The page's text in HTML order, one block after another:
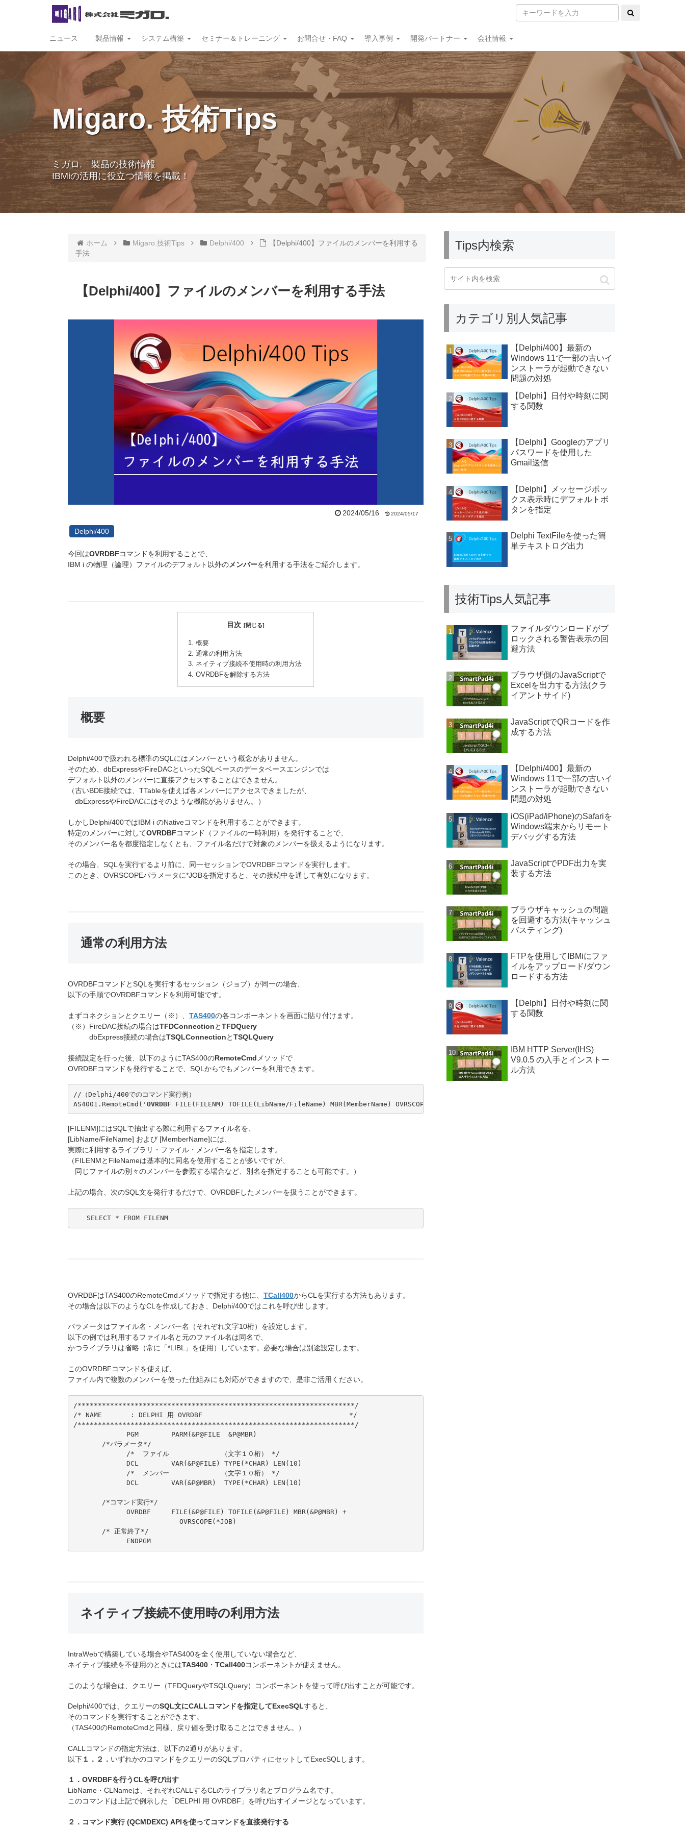
ニュース 製品情報 システム構築 セミナー＆トレーニング お問合せ・FAQ 導入事例 開発パートナー 会社情報
Migaro. 技術Tips
ミガロ. 製品の技術情報
IBMiの活用に役立つ情報を掲載！
ホーム Migaro.技術Tips Delphi/400
【Delphi/400】ファイルのメンバーを利用する
手法
【Delphi/400】ファイルのメンバーを利用する手法
2024/05/16 2024/05/17
Delphi/400
今回はOVRDBFコマンドを利用することで、
IBM i の物理（論理）ファイルのデフォルト以外のメンバーを利用する手法をご紹介します。
目次
概要
通常の利用方法
ネイティブ接続不使用時の利用方法
OVRDBFを解除する方法
概要
Delphi/400で扱われる標準のSQLにはメンバーという概念がありません。
そのため、dbExpressやFireDACといったSQLベースのデータベースエンジンでは
デフォルト以外のメンバーに直接アクセスすることはできません。
（古いBDE接続では、TTableを使えば各メンバーにアクセスできましたが、
dbExpressやFireDACにはそのような機能がありません。）
しかしDelphi/400ではIBM i のNativeコマンドを利用することができます。
特定のメンバーに対してOVRDBFコマンド（ファイルの一時利用）を発行することで、
そのメンバー名を都度指定しなくとも、ファイル名だけで対象のメンバーを扱えるようになります。
その場合、SQLを実行するより前に、同一セッションでOVRDBFコマンドを実行します。
このとき、OVRSCOPEパラメータに*JOBを指定すると、その接続中を通して有効になります。
通常の利用方法
OVRDBFコマンドとSQLを実行するセッション（ジョブ）が同一の場合、
以下の手順でOVRDBFコマンドを利用可能です。
まずコネクションとクエリー（※）、 TAS400の各コンポーネントを画面に貼り付けます。
（※）FireDAC接続の場合はTFDConnectionとTFDQuery
dbExpress接続の場合はTSQLConnectionとTSQLQuery
接続設定を行った後、以下のようにTAS400のRemoteCmd メソッドで
OVRDBFコマンドを発行することで、SQLからでもメンバーを利用できます。
//（Delphi/400でのコマンド実行例）
AS4001.RemoteCmd(' OVRDBF FILE(FILENM) TOFILE(LibName/FileName) MBR(MemberName) OVRSCOPE(*JOB)');
[FILENM]にはSQLで抽出する際に利用するファイル名を、
[LibName/FileName] および [MemberName]には、
実際に利用するライブラリ・ファイル・メンバー名を指定します。
（FILENMとFileNameは基本的に同名を使用することが多いですが、
同じファイルの別々のメンバーを参照する場合など、別名を指定することも可能です。）
上記の場合、次のSQL文を発行するだけで、OVRDBFしたメンバーを扱うことができます。
SELECT * FROM FILENM
OVRDBFはTAS400のRemoteCmdメソッドで指定する他に、 TCall400からCLを実行する方法もあります。
その場合は以下のようなCLを作成しておき、Delphi/400ではこれを呼び出します。
パラメータはファイル名・メンバー名（それぞれ文字10桁）を設定します。
以下の例では利用するファイル名と元のファイル名は同名で、
かつライブラリは省略（常に「*LIBL」を使用）しています。必要な場合は別途設定します。
このOVRDBFコマンドを使えば、
ファイル内で複数のメンバーを使った仕組みにも対応ができますので、是非ご活用ください。
/********************************************************************/
/* NAME       : DELPHI 用 OVRDBF                                    */
/********************************************************************/
             PGM        PARM(&P@FILE  &P@MBR)
       /*パラメータ*/
             /*  ファイル　   　　　　　（文字１０桁） */
             DCL        VAR(&P@FILE) TYPE(*CHAR) LEN(10)
             /*  メンバー　   　　　　　（文字１０桁） */
             DCL        VAR(&P@MBR)  TYPE(*CHAR) LEN(10)
       /*コマンド実行*/
             OVRDBF     FILE(&P@FILE) TOFILE(&P@FILE) MBR(&P@MBR) +
                          OVRSCOPE(*JOB)
       /* 正常終了*/
             ENDPGM
ネイティブ接続不使用時の利用方法
IntraWebで構築している場合やTAS400を全く使用していない場合など、
ネイティブ接続を不使用のときにはTAS400 ・ TCall400コンポーネントが使えません。
このような場合は、クエリー（TFDQueryやTSQLQuery）コンポーネントを使って呼び出すことが可能です。
Delphi/400では、クエリーのSQL文にCALLコマンドを指定してExecSQLすると、
そのコマンドを実行することができます。
（TAS400のRemoteCmdと同様、戻り値を受け取ることはできません。）
CALLコマンドの指定方法は、以下の2通りがあります。
以下１．２． いずれかのコマンドをクエリーのSQLプロパティにセットしてExecSQLします。
１．OVRDBFを行うCLを呼び出す
LibName・CLNameは、それぞれCALLするCLのライブラリ名とプログラム名です。
このコマンドは上記で例示した「DELPHI 用 OVRDBF」を呼び出すイメージとなっています。
２．コマンド実行 (QCMDEXC) APIを使ってコマンドを直接発行する
Tips内検索
カテゴリ別人気記事
【Delphi/400】最新の
Windows 11で一部の古いイ
ンストーラが起動できない
問題の対処
【Delphi】日付や時刻に関
する関数
【Delphi】Googleのアプリ
パスワードを使用した
Gmail送信
【Delphi】メッセージボッ
クス表示時にデフォルトボ
タンを指定
Delphi TextFileを使った簡
単テキストログ出力
技術Tips人気記事
ファイルダウンロードがブ
ロックされる警告表示の回
避方法
ブラウザ側のJavaScriptで
Excelを出力する方法(クラ
イアントサイド)
JavaScriptでQRコードを作
成する方法
【Delphi/400】最新の
Windows 11で一部の古いイ
ンストーラが起動できない
問題の対処
iOS(iPad/iPhone)のSafariを
Windows端末からリモート
デバッグする方法
JavaScriptでPDF出力を実
装する方法
ブラウザキャッシュの問題
を回避する方法(キャッシュ
バスティング)
FTPを使用してIBMiにファ
イルをアップロード/ダウン
ロードする方法
【Delphi】日付や時刻に関
する関数
IBM HTTP Server(IHS)
V9.0.5 の入手とインストー
ル方法